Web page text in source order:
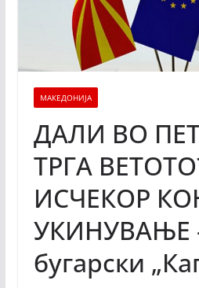
МАКЕДОНИЈА
ДАЛИ ВО
ТРГА
ИСЧЕКОР
УКИНУВАЊЕ
бугарски